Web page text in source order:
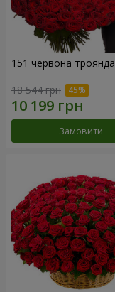
151 червона троянда
18 544 грн
Замовити